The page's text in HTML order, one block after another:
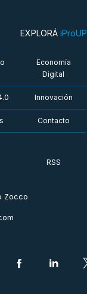
Zocco
EXPLORÁ iProUP
Economía
Digital
Innovación
Contacto
RSS